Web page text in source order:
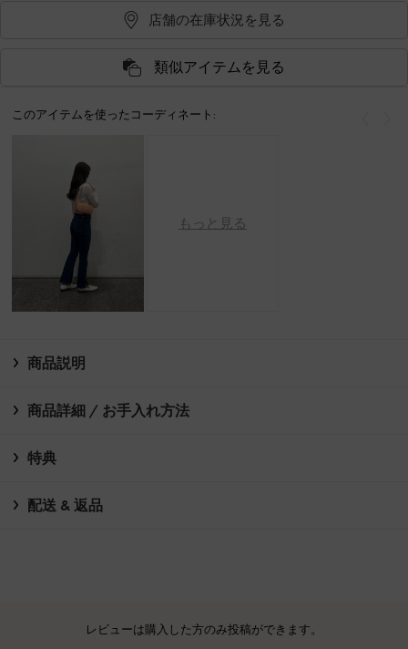
店舗の在庫状況を見る
類似アイテムを見る
このアイテムを使ったコーディネート:
もっと見る
商品説明
商品詳細 / お手入れ方法
特典
配送 & 返品
レビューは購入した方のみ投稿ができます。